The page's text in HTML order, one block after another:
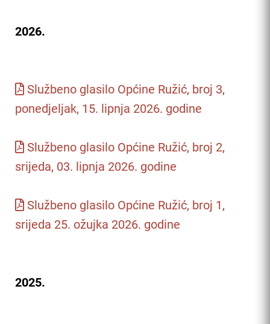
2026.
Službeno glasilo Općine Ružić, broj 3,
ponedjeljak, 15. lipnja 2026. godine
Službeno glasilo Općine Ružić, broj 2,
srijeda, 03. lipnja 2026. godine
Službeno glasilo Općine Ružić, broj 1,
srijeda 25. ožujka 2026. godine
2025.